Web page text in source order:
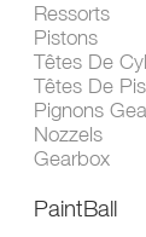
Ressorts
Pistons
Têtes De
Têtes De
Pignons
Nozzels
Gearbox
PaintBall